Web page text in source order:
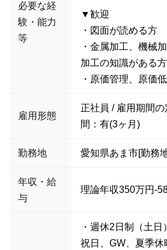
必要な経
験・能力
等
▼歓迎
・図面が読める方
・金属加工、機械
加工の知識がある方
・原価管理、原価
雇用形態
正社員 / 雇用期間
間：有(3ヶ月)
勤務地 愛知県あま市[勤務
年収・給
与
理論年収350万円-
・週休2日制（土
祝日、GW、夏季